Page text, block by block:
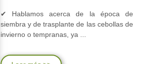
✔ Hablamos acerca de la época de
siembra y de trasplante de las cebollas de
invierno o tempranas, ya ...